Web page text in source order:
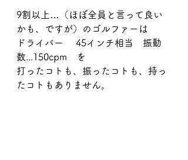
9割以上…（ほぼ全員と言って良い
かも、ですが）のゴルファーは
ドライバー 　45インチ相当　振動
数...150cpm　を
打ったコトも、振ったコトも、持っ
たコトもありません。